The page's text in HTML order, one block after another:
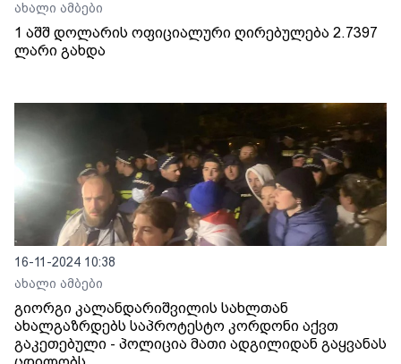
ახალი ამბები
1 აშშ დოლარის ოფიციალური ღირებულება 2.7397
ლარი გახდა
16-11-2024 10:38
ახალი ამბები
გიორგი კალანდარიშვილის სახლთან
ახალგაზრდებს საპროტესტო კორდონი აქვთ
გაკეთებული - პოლიცია მათი ადგილიდან გაყვანას